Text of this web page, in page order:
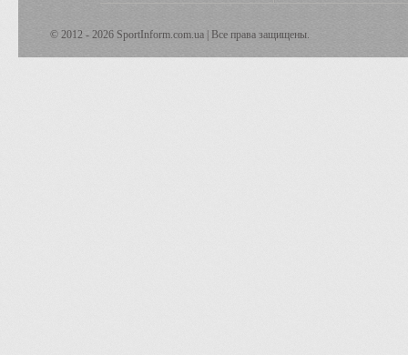
© 2012 - 2026 SportInform.com.ua | Все права защищены.